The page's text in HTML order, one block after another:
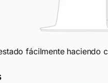
fácilmente haciendo